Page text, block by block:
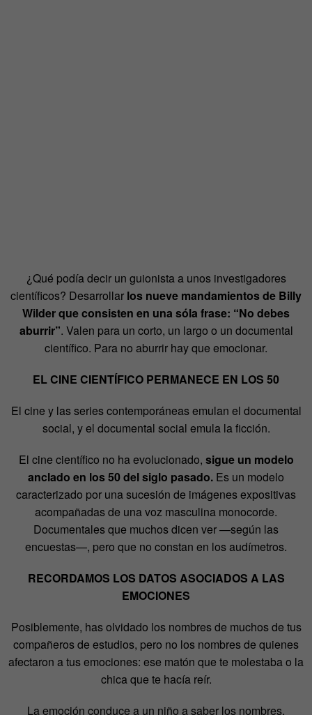
¿Qué podía decir un guionista a unos investigadores
científicos? Desarrollar los nueve mandamientos de Billy
Wilder que consisten en una sóla frase: “No debes
aburrir”. Valen para un corto, un largo o un documental
científico. Para no aburrir hay que emocionar.
EL CINE CIENTÍFICO PERMANECE EN LOS 50
El cine y las series contemporáneas emulan el documental
social, y el documental social emula la ficción.
El cine científico no ha evolucionado, sigue un modelo
anclado en los 50 del siglo pasado. Es un modelo
caracterizado por una sucesión de imágenes expositivas
acompañadas de una voz masculina monocorde.
Documentales que muchos dicen ver —según las
encuestas—, pero que no constan en los audímetros.
RECORDAMOS LOS DATOS ASOCIADOS A LAS
EMOCIONES
Posiblemente, has olvidado los nombres de muchos de tus
compañeros de estudios, pero no los nombres de quienes
afectaron a tus emociones: ese matón que te molestaba o la
chica que te hacía reír.
La emoción conduce a un niño a saber los nombres,